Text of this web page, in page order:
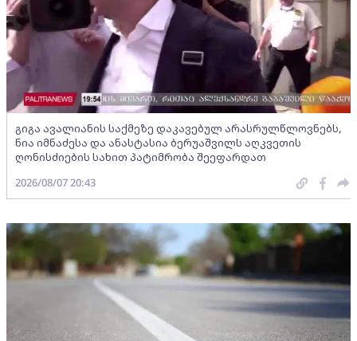
გიგა ავალიანის საქმეზე დაკავებულ არასრულწლოვნებს,
ნია იმნაძესა და ანასტასია ბერუაშვილს აღკვეთის
ღონისძიების სახით პატიმრობა შეეფარდათ
2026/08/07 20:43